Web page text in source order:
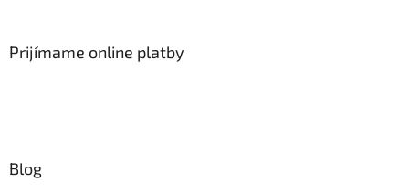
Prijímame online platby
Blog